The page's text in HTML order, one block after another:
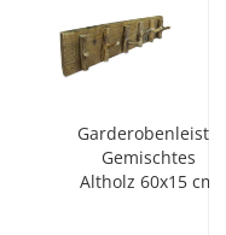
Garderobenleiste
Gemischtes
Altholz 60x15 cm